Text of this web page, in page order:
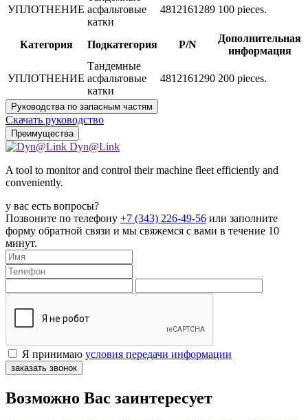
УПЛОТНЕНИЕ асфальтовые
катки
4812161289 100 pieces.
Категория Подкатегория P/N
Дополнительная
информация
УПЛОТНЕНИЕ
Тандемные
асфальтовые
катки
4812161290 200 pieces.
Руководства по запасным частям
Скачать руководство
Преимущества
Dyn@Link
A tool to monitor and control their machine fleet efficiently and
conveniently.
у вас есть вопросы?
Позвоните по телефону +7 (343) 226-49-56 или заполните
форму обратной связи и мы свяжемся с вами в течение 10
минут.
Я принимаю условия передачи информации
заказать звонок
Возможно Вас заинтересует